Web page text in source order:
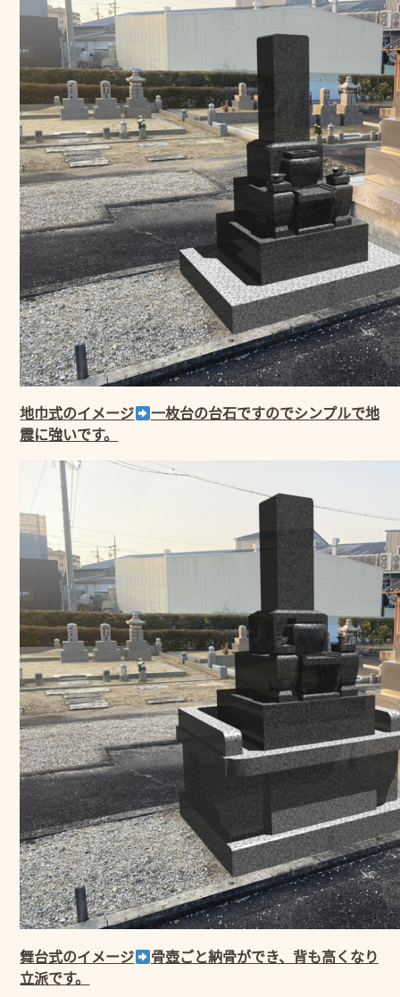
地巾式のイメージ
一枚台の台石ですのでシンプルで地
震に強いです。
舞台式のイメージ
骨壺ごと納骨ができ、背も高くなり
立派です。